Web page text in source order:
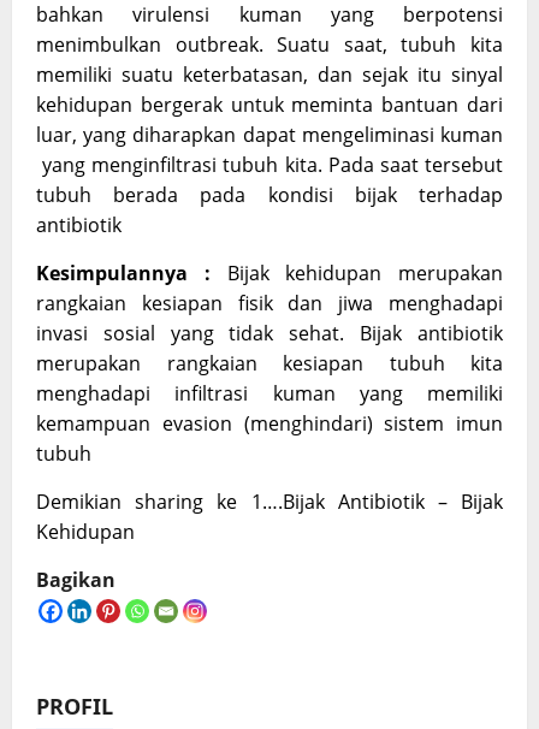
bahkan virulensi kuman yang berpotensi
menimbulkan outbreak. Suatu saat, tubuh kita
memiliki suatu keterbatasan, dan sejak itu sinyal
kehidupan bergerak untuk meminta bantuan dari
luar, yang diharapkan dapat mengeliminasi kuman
yang menginfiltrasi tubuh kita. Pada saat tersebut
tubuh berada pada kondisi bijak terhadap
antibiotik
Kesimpulannya : Bijak kehidupan merupakan
rangkaian kesiapan fisik dan jiwa menghadapi
invasi sosial yang tidak sehat. Bijak antibiotik
merupakan rangkaian kesiapan tubuh kita
menghadapi infiltrasi kuman yang memiliki
kemampuan evasion (menghindari) sistem imun
tubuh
Demikian sharing ke 1….Bijak Antibiotik – Bijak
Kehidupan
Bagikan
PROFIL